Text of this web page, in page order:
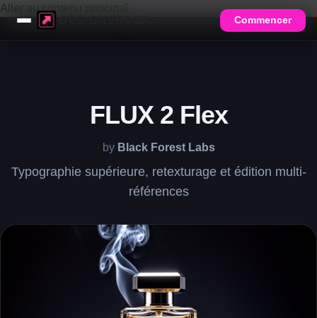
Aller au contenu principal
Commencer
FLUX 2 Flex
by Black Forest Labs
Typographie supérieure, retexturage et édition multi-
références